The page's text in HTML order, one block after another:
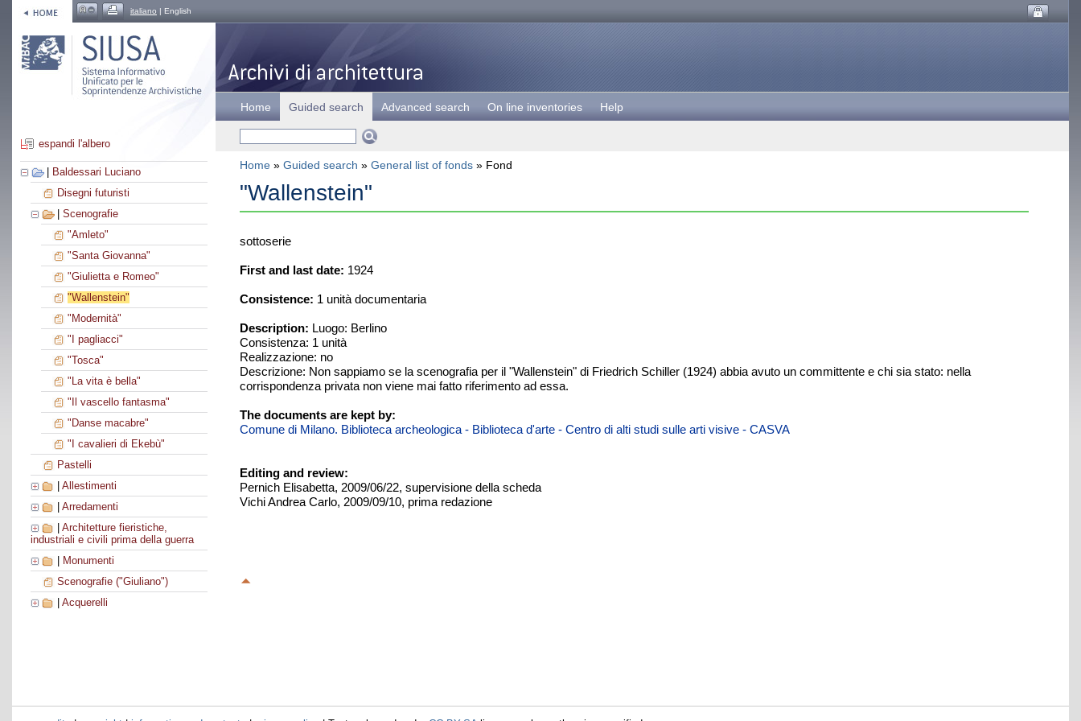
italiano | English
espandi l'albero
Baldessari Luciano
Disegni futuristi
Scenografie
"Amleto"
"Santa Giovanna"
"Giulietta e Romeo"
"Wallenstein"
"Modernità"
"I pagliacci"
"Tosca"
"La vita è bella"
"Il vascello fantasma"
"Danse macabre"
"I cavalieri di Ekebù"
Pastelli
Allestimenti
Arredamenti
Architetture fieristiche,
industriali e civili prima della guerra
Monumenti
Scenografie ("Giuliano")
Acquerelli
Home Guided search Advanced search On line inventories Help
Home » Guided search » General list of fonds » Fond
"Wallenstein"
sottoserie
First and last date: 1924
Consistence: 1 unità documentaria
Description: Luogo: Berlino
Consistenza: 1 unità
Realizzazione: no
Descrizione: Non sappiamo se la scenografia per il "Wallenstein" di Friedrich Schiller (1924) abbia avuto un committente e chi sia stato: nella
corrispondenza privata non viene mai fatto riferimento ad essa.
The documents are kept by:
Comune di Milano. Biblioteca archeologica - Biblioteca d'arte - Centro di alti studi sulle arti visive - CASVA
Editing and review:
Pernich Elisabetta, 2009/06/22, supervisione della scheda
Vichi Andrea Carlo, 2009/09/10, prima redazione